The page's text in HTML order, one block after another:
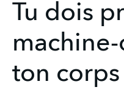
Tu dois
machine-
ton corps